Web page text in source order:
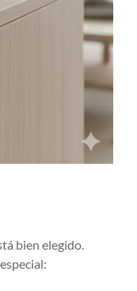
bien elegido.